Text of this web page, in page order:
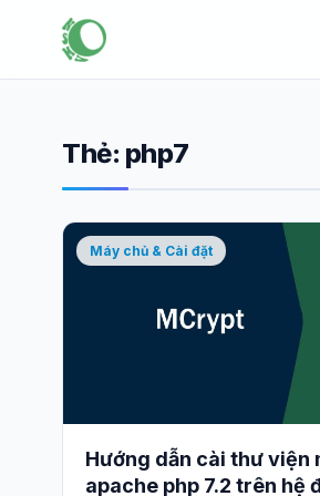
Thẻ: php7
Máy chủ & Cài đặt
Hướng dẫn cài thư viện
apache php 7.2 trên hệ